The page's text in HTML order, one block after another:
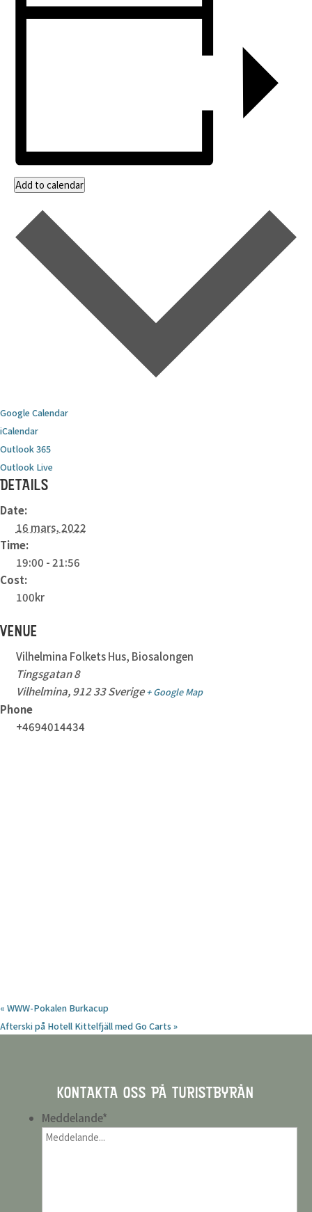
Add to calendar
Google Calendar
iCalendar
Outlook 365
Outlook Live
DETAILS
Date:
16 mars, 2022
Time:
19:00 - 21:56
Cost:
100kr
VENUE
Vilhelmina Folkets Hus, Biosalongen
Tingsgatan 8
Vilhelmina, 912 33 Sverige + Google Map
Phone
+4694014434
« WWW-Pokalen Burkacup
Afterski på Hotell Kittelfjäll med Go Carts »
KONTAKTA OSS PÅ TURISTBYRÅN
Meddelande*